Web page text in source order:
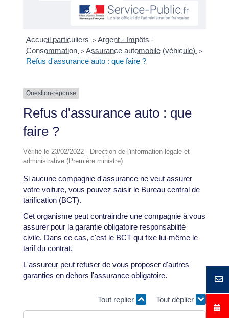
Accueil particuliers > Argent - Impôts -
Consommation > Assurance automobile (véhicule) >
Refus d'assurance auto : que faire ?
Question-réponse
Refus d'assurance auto : que
faire ?
Vérifié le 23/02/2022 - Direction de l'information légale et
administrative (Première ministre)
Si aucune compagnie d'assurance ne veut assurer
votre voiture, vous pouvez saisir le Bureau central de
tarification (BCT).
Cet organisme peut contraindre une compagnie à vous
assurer pour la garantie obligatoire responsabilité
civile. Dans ce cas, c'est le BCT qui fixe lui-même le
tarif du contrat.
L'assureur peut refuser de vous proposer d'autres
garanties en dehors l'assurance obligatoire.
Tout replier Tout déplier